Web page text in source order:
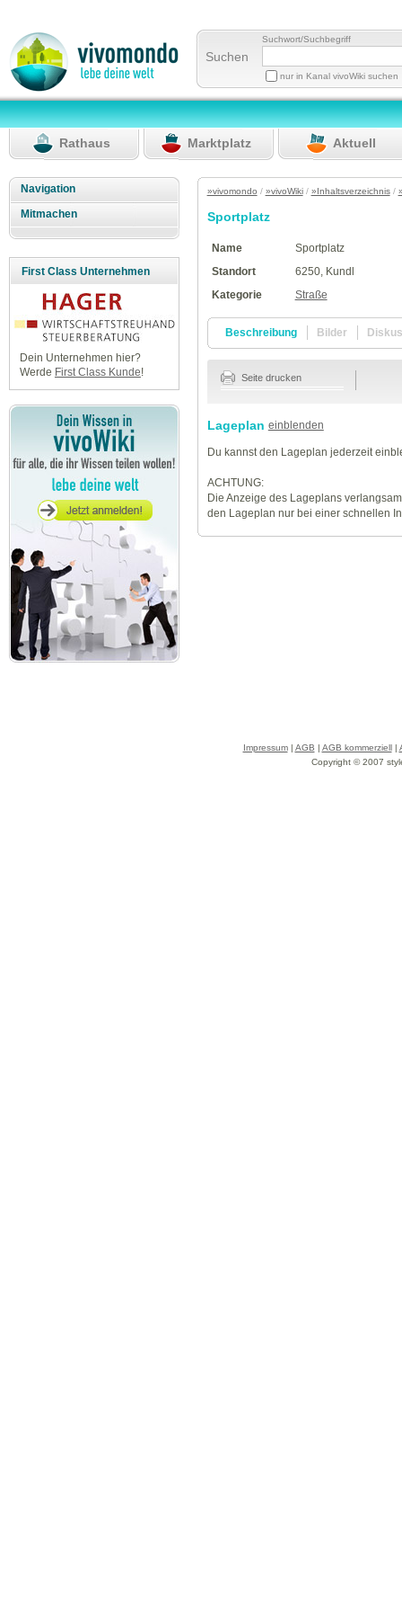
Suchen
Suchwort/Suchbegriff
nur in Kanal vivoWiki suchen
Rathaus Marktplatz Aktuell
Navigation
Mitmachen
First Class Unternehmen
Dein Unternehmen hier?
Werde First Class Kunde!
»vivomondo / »vivoWiki/ »Inhaltsverzeichnis/
Sportplatz
Name
Sportplatz
Standort
6250, Kundl
Kategorie
Straße
Beschreibung Bilder
Seite drucken
Lageplan einblenden
Du kannst den Lageplan jederzeit
ACHTUNG:
Die Anzeige des Lageplans
den Lageplan nur bei einer schnellen
Impressum| AGB | AGB kommerziell|
Copyright © 2007